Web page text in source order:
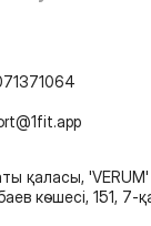
қаласы,
көшесі, 151, 7-